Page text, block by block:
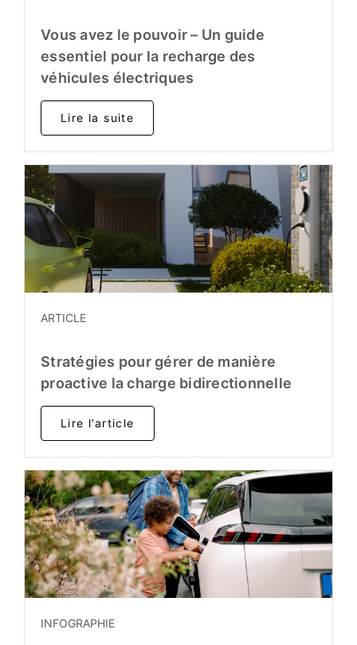
Vous avez le pouvoir – Un guide
essentiel pour la recharge des
véhicules électriques
Lire la suite
ARTICLE
Stratégies pour gérer de manière
proactive la charge bidirectionnelle
Lire l’article
INFOGRAPHIE